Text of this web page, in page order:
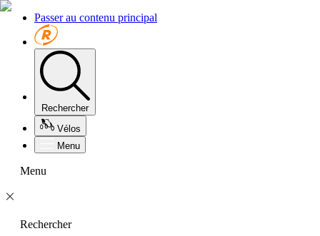
Passer au contenu principal
Rechercher
Vélos
Menu
Menu
Rechercher